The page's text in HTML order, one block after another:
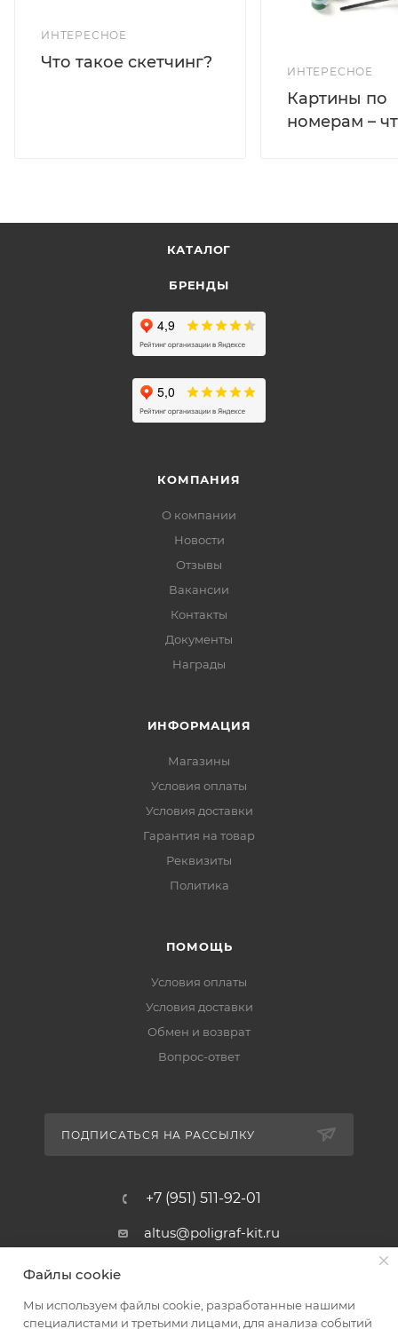
ИНТЕРЕСНОЕ
Что такое скетчинг?
ИНТЕРЕСНОЕ
Картины по
номерам –
КАТАЛОГ
БРЕНДЫ
КОМПАНИЯ
О компании
Новости
Отзывы
Вакансии
Контакты
Документы
Награды
ИНФОРМАЦИЯ
Магазины
Условия оплаты
Условия доставки
Гарантия на товар
Реквизиты
Политика
ПОМОЩЬ
Условия оплаты
Условия доставки
Обмен и возврат
Вопрос-ответ
ПОДПИСАТЬСЯ НА РАССЫЛКУ
+7 (951) 511-92-01
altus@poligraf-kit.ru
Магазин-склад ТЦ "Альтус"
пос. Янтарный, Малое Зеленое
Кольцо, 3, ТЦ "Альтус" 1 этаж
Файлы cookie
Мы используем файлы cookie, разработанные нашими
специалистами и третьими лицами, для анализа событий